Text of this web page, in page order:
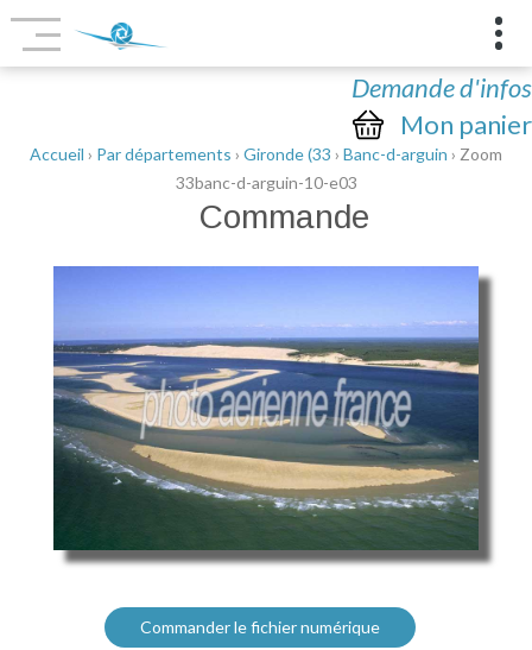
Demande d'infos
Mon panier
Accueil › Par départements › Gironde (33 › Banc-d-arguin › Zoom
33banc-d-arguin-10-e03
Commande
Commander le fichier numérique